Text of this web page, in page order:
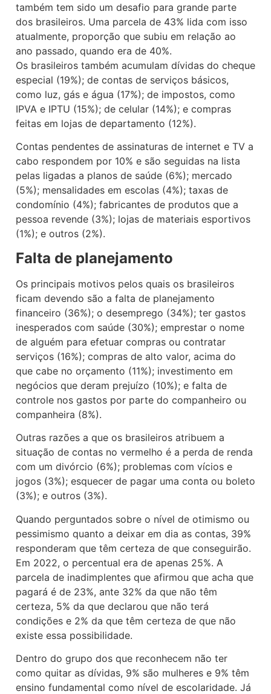
também tem sido um desafio para grande parte
dos brasileiros. Uma parcela de 43% lida com isso
atualmente, proporção que subiu em relação ao
ano passado, quando era de 40%.
Os brasileiros também acumulam dívidas do cheque
especial (19%); de contas de serviços básicos,
como luz, gás e água (17%); de impostos, como
IPVA e IPTU (15%); de celular (14%); e compras
feitas em lojas de departamento (12%).
Contas pendentes de assinaturas de internet e TV a
cabo respondem por 10% e são seguidas na lista
pelas ligadas a planos de saúde (6%); mercado
(5%); mensalidades em escolas (4%); taxas de
condomínio (4%); fabricantes de produtos que a
pessoa revende (3%); lojas de materiais esportivos
(1%); e outros (2%).
Falta de planejamento
Os principais motivos pelos quais os brasileiros
ficam devendo são a falta de planejamento
financeiro (36%); o desemprego (34%); ter gastos
inesperados com saúde (30%); emprestar o nome
de alguém para efetuar compras ou contratar
serviços (16%); compras de alto valor, acima do
que cabe no orçamento (11%); investimento em
negócios que deram prejuízo (10%); e falta de
controle nos gastos por parte do companheiro ou
companheira (8%).
Outras razões a que os brasileiros atribuem a
situação de contas no vermelho é a perda de renda
com um divórcio (6%); problemas com vícios e
jogos (3%); esquecer de pagar uma conta ou boleto
(3%); e outros (3%).
Quando perguntados sobre o nível de otimismo ou
pessimismo quanto a deixar em dia as contas, 39%
responderam que têm certeza de que conseguirão.
Em 2022, o percentual era de apenas 25%. A
parcela de inadimplentes que afirmou que acha que
pagará é de 23%, ante 32% da que não têm
certeza, 5% da que declarou que não terá
condições e 2% da que têm certeza de que não
existe essa possibilidade.
Dentro do grupo dos que reconhecem não ter
como quitar as dívidas, 9% são mulheres e 9% têm
ensino fundamental como nível de escolaridade. Já